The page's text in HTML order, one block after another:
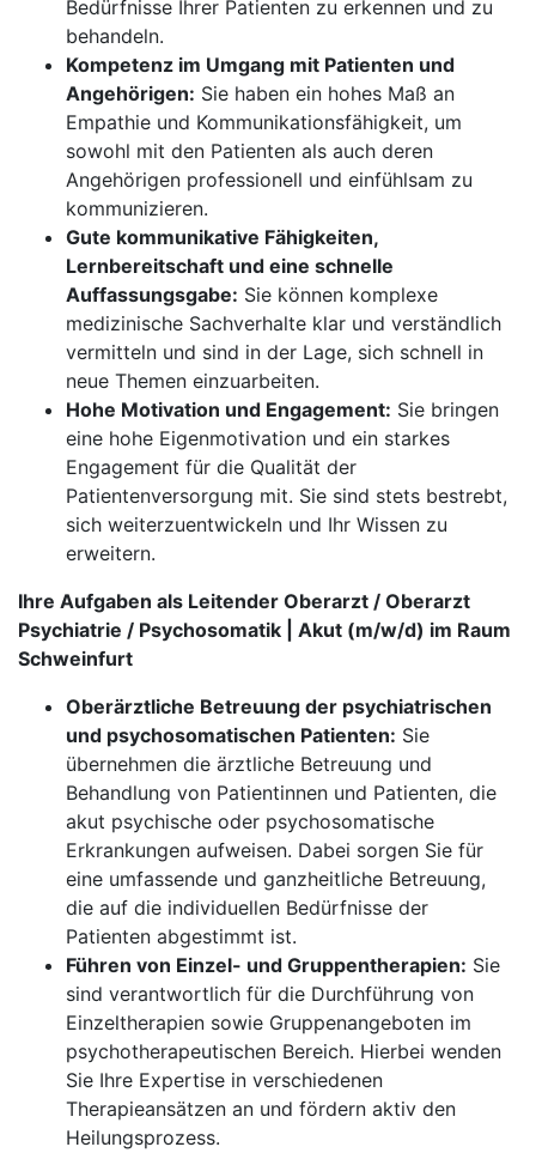
Bedürfnisse Ihrer Patienten zu erkennen und zu
behandeln.
Kompetenz im Umgang mit Patienten und
Angehörigen: Sie haben ein hohes Maß an
Empathie und Kommunikationsfähigkeit, um
sowohl mit den Patienten als auch deren
Angehörigen professionell und einfühlsam zu
kommunizieren.
Gute kommunikative Fähigkeiten,
Lernbereitschaft und eine schnelle
Auffassungsgabe: Sie können komplexe
medizinische Sachverhalte klar und verständlich
vermitteln und sind in der Lage, sich schnell in
neue Themen einzuarbeiten.
Hohe Motivation und Engagement: Sie bringen
eine hohe Eigenmotivation und ein starkes
Engagement für die Qualität der
Patientenversorgung mit. Sie sind stets bestrebt,
sich weiterzuentwickeln und Ihr Wissen zu
erweitern.
Ihre Aufgaben als Leitender Oberarzt / Oberarzt
Psychiatrie / Psychosomatik | Akut (m/w/d) im Raum
Schweinfurt
Oberärztliche Betreuung der psychiatrischen
und psychosomatischen Patienten: Sie
übernehmen die ärztliche Betreuung und
Behandlung von Patientinnen und Patienten, die
akut psychische oder psychosomatische
Erkrankungen aufweisen. Dabei sorgen Sie für
eine umfassende und ganzheitliche Betreuung,
die auf die individuellen Bedürfnisse der
Patienten abgestimmt ist.
Führen von Einzel- und Gruppentherapien: Sie
sind verantwortlich für die Durchführung von
Einzeltherapien sowie Gruppenangeboten im
psychotherapeutischen Bereich. Hierbei wenden
Sie Ihre Expertise in verschiedenen
Therapieansätzen an und fördern aktiv den
Heilungsprozess.